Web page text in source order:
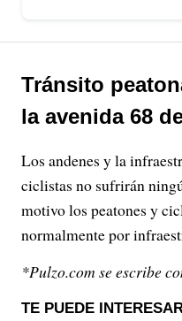
Tránsito
la avenida 68
Los andenes y la
ciclistas no sufrirán
motivo los peatones y
normalmente por
*Pulzo.com se escribe